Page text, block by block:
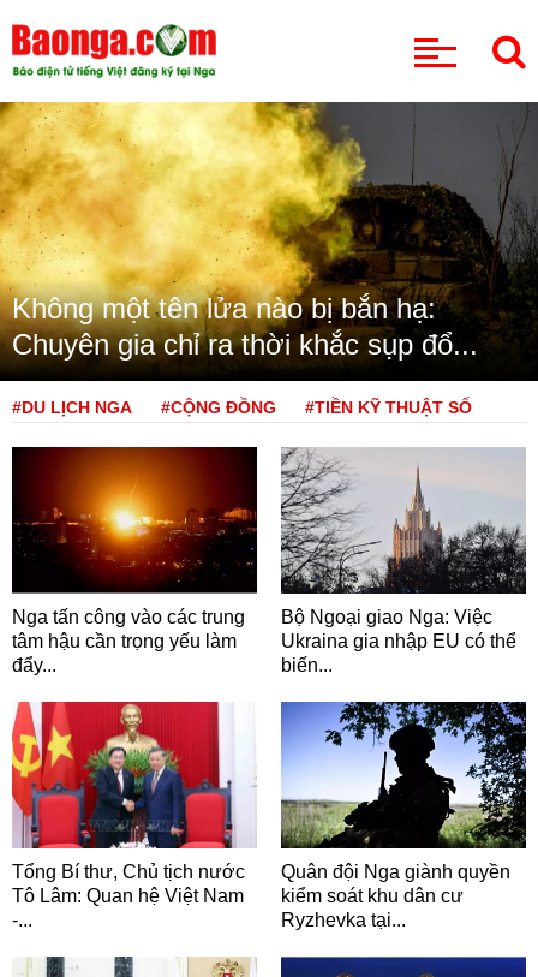
Không một tên lửa nào bị bắn hạ:
Chuyên gia chỉ ra thời khắc sụp đổ...
#DU LỊCH NGA #CỘNG ĐỒNG #TIỀN KỸ THUẬT SỐ
Nga tấn công vào các trung
tâm hậu cần trọng yếu làm
đẩy...
Bộ Ngoại giao Nga: Việc
Ukraina gia nhập EU có thể
biến...
Tổng Bí thư, Chủ tịch nước
Tô Lâm: Quan hệ Việt Nam
-...
Quân đội Nga giành quyền
kiểm soát khu dân cư
Ryzhevka tại...